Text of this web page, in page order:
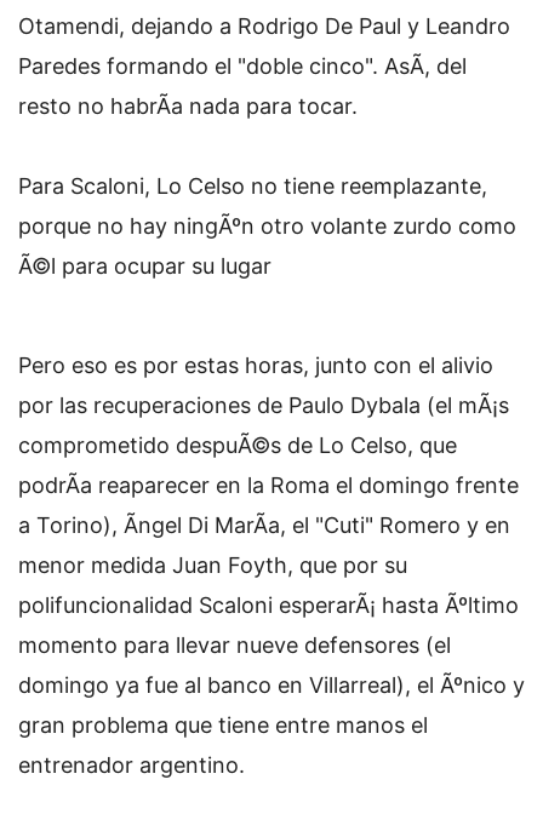
Otamendi, dejando a Rodrigo De Paul y Leandro
Paredes formando el "doble cinco". AsÃ­, del
resto no habrÃ­a nada para tocar.
Para Scaloni, Lo Celso no tiene reemplazante,
porque no hay ningÃºn otro volante zurdo como
Ã©l para ocupar su lugar
Pero eso es por estas horas, junto con el alivio
por las recuperaciones de Paulo Dybala (el mÃ¡s
comprometido despuÃ©s de Lo Celso, que
podrÃ­a reaparecer en la Roma el domingo frente
a Torino), Ãngel Di MarÃ­a, el "Cuti" Romero y en
menor medida Juan Foyth, que por su
polifuncionalidad Scaloni esperarÃ¡ hasta Ãºltimo
momento para llevar nueve defensores (el
domingo ya fue al banco en Villarreal), el Ãºnico y
gran problema que tiene entre manos el
entrenador argentino.